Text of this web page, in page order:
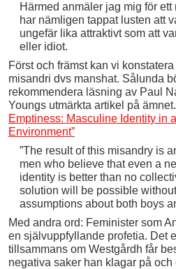
Härmed anmäler jag mig för
har nämligen tappat lusten att
ungefär ­lika attraktivt som att
eller idiot.
Först och främst kan vi
misandri dvs manshat. Sålunda
rekommendera läsning av Paul
Youngs utmärkta artikel på ämnet.
Emptiness: Masculine Identity in
Environment”
”The result of this misandry is
men who believe that even a
identity is better than no
solution will be possible
assumptions about both boys
Med andra ord: Feminister som
en självuppfyllande profetia. Det
tillsammans om Westgårdh får
negativa saker han klagar på